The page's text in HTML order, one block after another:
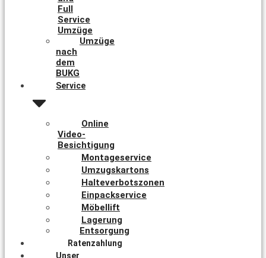
Full
Service
Umzüge
Umzüge
nach
dem
BUKG
Service
Online
Video-
Besichtigung
Montageservice
Umzugskartons
Halteverbotszonen
Einpackservice
Möbellift
Lagerung
Entsorgung
Ratenzahlung
Unser